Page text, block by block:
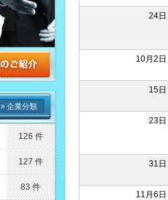
24日
10月2日
15日
23日
31日
11月6日
» 企業分類
126 件
127 件
83 件